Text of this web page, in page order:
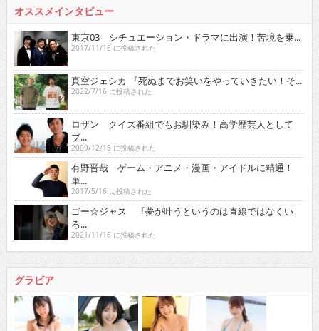
オススメインタビュー
東京03 シチュエーション・ドラマに出演！苦境を乗...
2017/11/16 に投稿された
真空ジェシカ 『死ぬまでお笑いをやっていきたい！そ...
2022/7/16 に投稿された
ロザン クイズ番組でもお馴染み！高学歴芸人として
ブ...
2009/12/16 に投稿された
有野晋哉 ゲーム・アニメ・漫画・アイドルに精通！
単...
2017/5/16 に投稿された
ゴー☆ジャス 『夢が叶うというのは直線ではなくい
ろ...
2021/11/16 に投稿された
グラビア